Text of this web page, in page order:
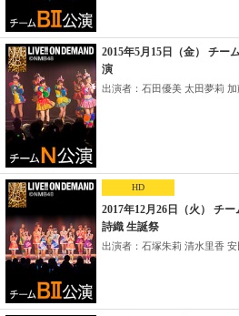
2015年5月15日（金） チー
演
出演者：石田優美 太田夢莉 加
HD
2017年12月26日（火） チ
詩織 生誕祭
出演者：石塚朱莉 清水里香 安